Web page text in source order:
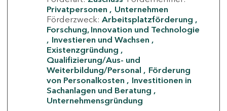
Privatpersonen
Unternehmen
Förderzweck: Arbeitsplatzförderung
Forschung, Innovation und Technologie
Investieren und Wachsen
Existenzgründung
Qualifizierung/Aus- und
Weiterbildung/Personal
Förderung
von Personalkosten
Investitionen in
Sachanlagen und Beratung
Unternehmensgründung